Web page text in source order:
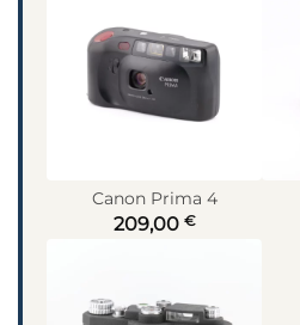
Canon Prima 4
209,00 €